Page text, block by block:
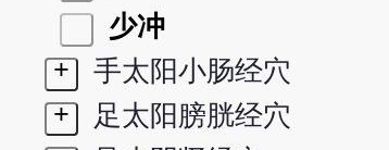
少冲
+
手太阳小肠经穴
+
足太阳膀胱经穴